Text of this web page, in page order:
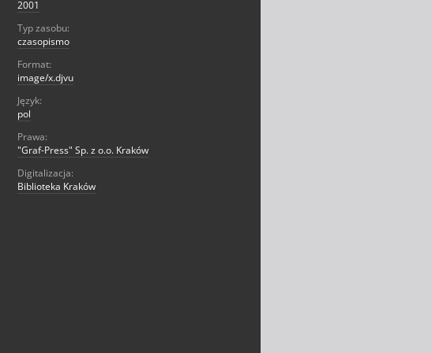
2001
Typ zasobu:
czasopismo
Format:
image/x.djvu
Język:
pol
Prawa:
"Graf-Press" Sp. z o.o. Kraków
Digitalizacja:
Biblioteka Kraków